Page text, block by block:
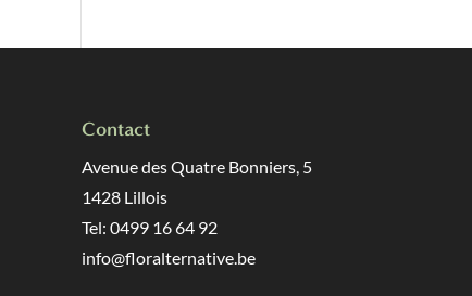
Contact
Avenue des Quatre Bonniers, 5
1428 Lillois
Tel: 0499 16 64 92
info@floralternative.be